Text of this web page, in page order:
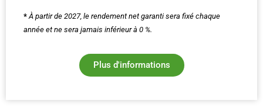
* À partir de 2027, le rendement net garanti sera fixé chaque
année et ne sera jamais inférieur à 0 %.
Plus d'informations